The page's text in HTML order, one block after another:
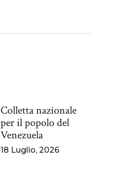
Colletta nazionale
per il popolo del
Venezuela
18 Luglio, 2026